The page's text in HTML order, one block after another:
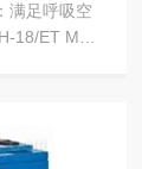
满足呼吸空
18/ET MAR